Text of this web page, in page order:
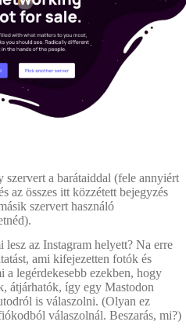
szervert a barátaiddal (fele annyiért
az összes itt közzétett bejegyzés
szervert használó
az Instagram helyett? Na erre
ami kifejezetten fotók és
a legérdekesebb ezekben, hogy
átjárhatók, így egy Mastodon
is válaszolni. (Olyan ez
válaszolnál. Beszarás, mi?)